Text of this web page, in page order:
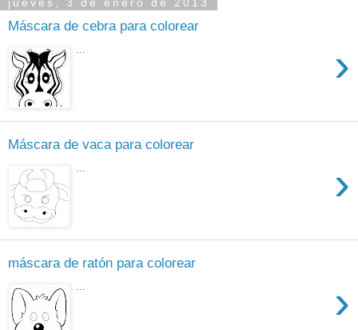
jueves, 3 de enero de 2013
Máscara de cebra para colorear
›
Máscara de vaca para colorear
›
máscara de ratón para colorear
›